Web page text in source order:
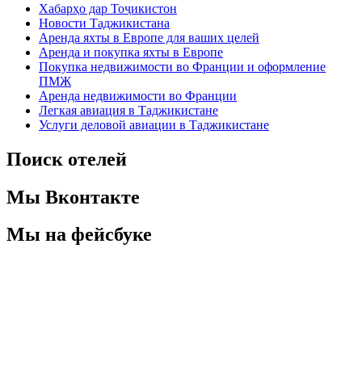
Хабарҳо дар Тоҷикистон
Новости Таджикистана
Аренда яхты в Европе для ваших целей
Аренда и покупка яхты в Европе
Покупка недвижимости во Франции и оформление
ПМЖ
Аренда недвижимости во Франции
Легкая авиация в Таджикистане
Услуги деловой авиации в Таджикистане
Поиск отелей
Мы Вконтакте
Мы на фейсбуке